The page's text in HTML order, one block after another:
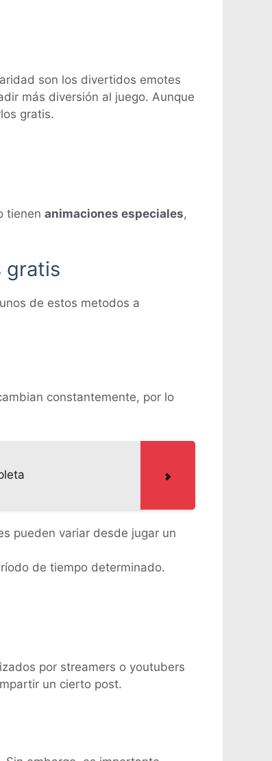
son los divertidos emotes
más diversión al juego. Aunque
gratis.
tienen animaciones especiales,
gratis
de estos metodos a
constantemente, por lo
pueden variar desde jugar un
de tiempo determinado.
por streamers o youtubers
un cierto post.